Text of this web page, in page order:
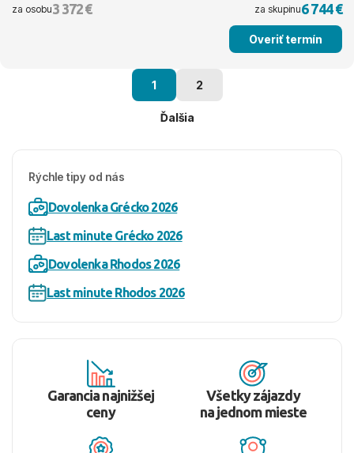
za osobu3 372 € za skupinu6 744 €
Overiť termín
1 2
Ďalšia
Rýchle tipy od nás
Dovolenka Grécko 2026
Last minute Grécko 2026
Dovolenka Rhodos 2026
Last minute Rhodos 2026
Garancia najnižšej
ceny
Všetky zájazdy
na jednom mieste